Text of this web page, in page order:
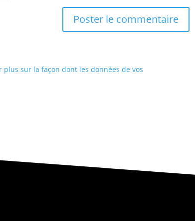
plus sur la façon dont les données de vos